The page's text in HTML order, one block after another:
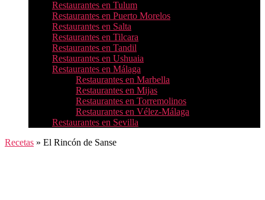
Restaurantes en Tulum
Restaurantes en Puerto Morelos
Restaurantes en Salta
Restaurantes en Tilcara
Restaurantes en Tandil
Restaurantes en Ushuaia
Restaurantes en Málaga
Restaurantes en Marbella
Restaurantes en Mijas
Restaurantes en Torremolinos
Restaurantes en Vélez-Málaga
Restaurantes en Sevilla
Recetas » El Rincón de Sanse